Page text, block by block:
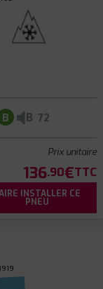
B B 72
Prix unitaire
136.90€TTC
INSTALLER CE
PNEU